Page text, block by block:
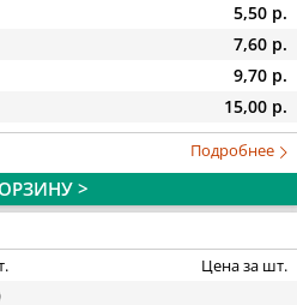
5,50 р.
7,60 р.
9,70 р.
15,00 р.
Подробнее
>
Цена за шт.